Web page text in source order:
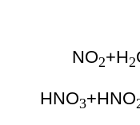
NO2+H2
HNO3+HNO